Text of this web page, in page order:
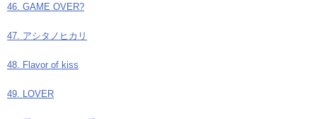
46. GAME OVER?
47. アシタノヒカリ
48. Flavor of kiss
49. LOVER